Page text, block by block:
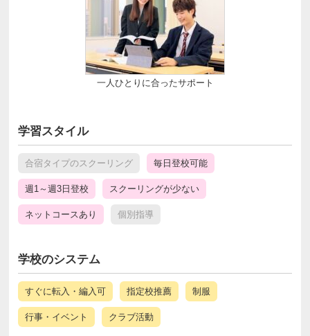
一人ひとりに合ったサポート
学習スタイル
合宿タイプのスクーリング 毎日登校可能
週1～週3日登校 スクーリングが少ない
ネットコースあり 個別指導
学校のシステム
すぐに転入・編入可 指定校推薦 制服
行事・イベント クラブ活動